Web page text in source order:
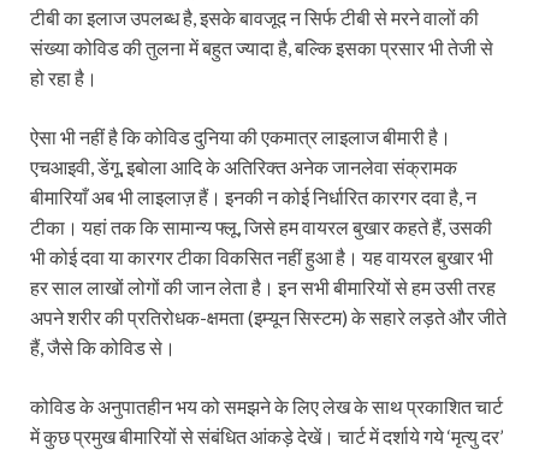
टीबी का इलाज उपलब्ध है, इसके बावजूद न सिर्फ टीबी से मरने वालों की
संख्या कोविड की तुलना में बहुत ज्यादा है, बल्कि इसका प्रसार भी तेजी से
हो रहा है।
ऐसा भी नहीं है कि कोविड दुनिया की एकमात्र लाइलाज बीमारी है।
एचआइवी, डेंगू, इबोला आदि के अतिरिक्त अनेक जानलेवा संक्रामक
बीमारियाँ अब भी लाइलाज़ हैं। इनकी न कोई निर्धारित कारगर दवा है, न
टीका। यहां तक कि सामान्य फ्लू, जिसे हम वायरल बुखार कहते हैं, उसकी
भी कोई दवा या कारगर टीका विकसित नहीं हुआ है। यह वायरल बुखार भी
हर साल लाखों लोगों की जान लेता है। इन सभी बीमारियों से हम उसी तरह
अपने शरीर की प्रतिरोधक-क्षमता (इम्यून सिस्टम) के सहारे लड़ते और जीते
हैं, जैसे कि कोविड से।
कोविड के अनुपातहीन भय को समझने के लिए लेख के साथ प्रकाशित चार्ट
में कुछ प्रमुख बीमारियों से संबंधित आंकड़े देखें। चार्ट में दर्शाये गये ‘मृत्यु दर’